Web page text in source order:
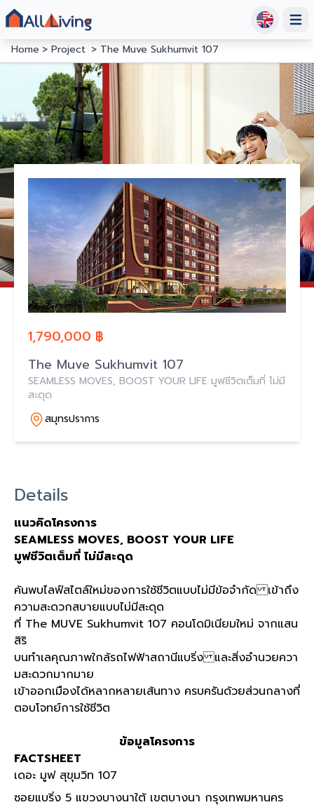
Home
Project The Muve Sukhumvit 107
1,790,000 ฿
The Muve Sukhumvit 107
SEAMLESS MOVES, BOOST YOUR LIFE มูฟชีวิตเต็มที่ ไม่มี
สะดุด
สมุทรปราการ
Details
แนวคิดโครงการ
SEAMLESS MOVES, BOOST YOUR LIFE
มูฟชีวิตเต็มที่ ไม่มีสะดุด
ค้นพบไลฟ์สไตล์ใหม่ของการใช้ชีวิตแบบไม่มีข้อจำกัด เข้าถึง
ความสะดวกสบายแบบไม่มีสะดุด
ที่ The MUVE Sukhumvit 107 คอนโดมิเนียมใหม่ จากแสน
สิริ
บนทำเลคุณภาพใกล้รถไฟฟ้าสถานีแบริ่ง และสิ่งอำนวยควา
มสะดวกมากมาย
เข้าออกเมืองได้หลากหลายเส้นทาง ครบครันด้วยส่วนกลางที่
ตอบโจทย์การใช้ชีวิต
ข้อมูลโครงการ
FACTSHEET
เดอะ มูฟ สุขุมวิท 107
ซอยแบริ่ง 5 แขวงบางนาใต้ เขตบางนา กรุงเทพมหานคร​